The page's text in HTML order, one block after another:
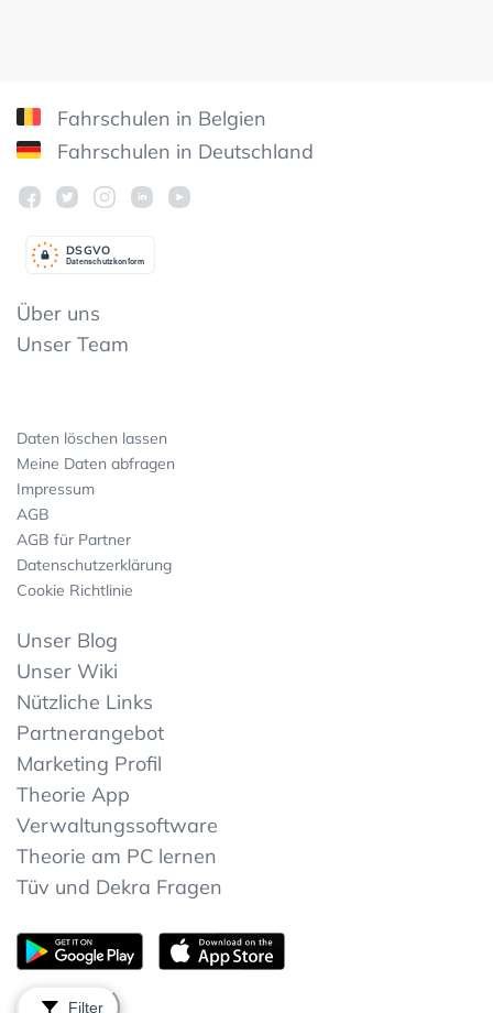
Filter
Fahrschulen in Belgien
Fahrschulen in Deutschland
Datenschutzkonform
DSGVO
Über uns
Unser Team
Daten löschen lassen
Meine Daten abfragen
Impressum
AGB
AGB für Partner
Datenschutzerklärung
Cookie Richtlinie
Unser Blog
Unser Wiki
Nützliche Links
Partnerangebot
Marketing Profil
Theorie App
Verwaltungssoftware
Theorie am PC lernen
Tüv und Dekra Fragen